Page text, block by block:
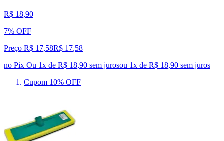
R$ 18,90
7% OFF
Preço R$ 17,58R$ 17,58
no Pix Ou 1x de R$ 18,90 sem jurosou 1x de R$ 18,90 sem juros
Cupom 10% OFF